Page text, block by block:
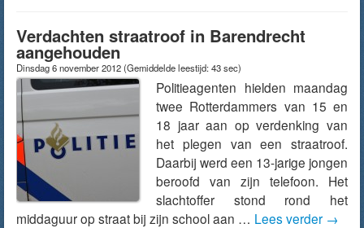
Verdachten straatroof in Barendrecht
aangehouden
Dinsdag 6 november 2012(Gemiddelde leestijd: 43 sec)
Politieagenten hielden maandag
twee Rotterdammers van 15 en
18 jaar aan op verdenking van
het plegen van een straatroof.
Daarbij werd een 13-jarige jongen
beroofd van zijn telefoon. Het
slachtoffer stond rond het
middaguur op straat bij zijn school aan … Lees verder →